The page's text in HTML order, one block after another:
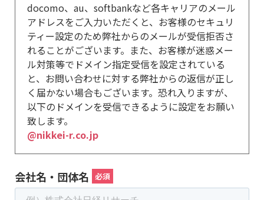
docomo、au、softbankなど各キャリアのメール
アドレスをご入力いただくと、お客様のセキュリ
ティー設定のため弊社からのメールが受信拒否さ
れることがございます。また、お客様が迷惑メー
ル対策等でドメイン指定受信を設定されている
と、お問い合わせに対する弊社からの返信が正し
く届かない場合もございます。恐れ入りますが、
以下のドメインを受信できるように設定をお願い
致します。
@nikkei-r.co.jp
会社名・団体名